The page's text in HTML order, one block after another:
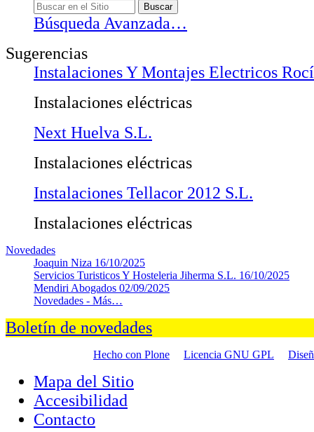
Búsqueda Avanzada…
Sugerencias
Instalaciones Y Montajes Electricos
Instalaciones eléctricas
Next Huelva S.L.
Instalaciones eléctricas
Instalaciones Tellacor 2012 S.L.
Instalaciones eléctricas
Novedades
Joaquin Niza 16/10/2025
Servicios Turisticos Y Hosteleria Jiherma S.L. 16/10/2025
Mendiri Abogados 02/09/2025
Novedades - Más…
Boletín de novedades
Hecho con Plone Licencia GNU GPL
Mapa del Sitio
Accesibilidad
Contacto